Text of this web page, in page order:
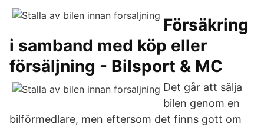
Försäkring
i samband med köp eller
försäljning - Bilsport & MC
Det går att sälja
bilen genom en
bilförmedlare, men eftersom det finns gott om